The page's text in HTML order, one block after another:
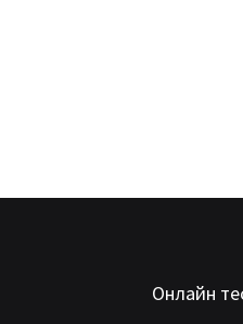
Онлайн